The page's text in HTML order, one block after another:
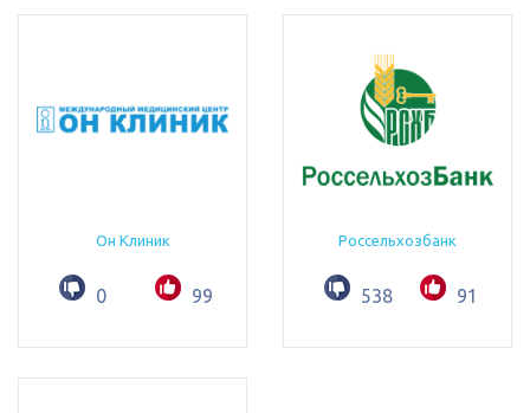
Он Клиник
0 99
Россельхозбанк
538 91